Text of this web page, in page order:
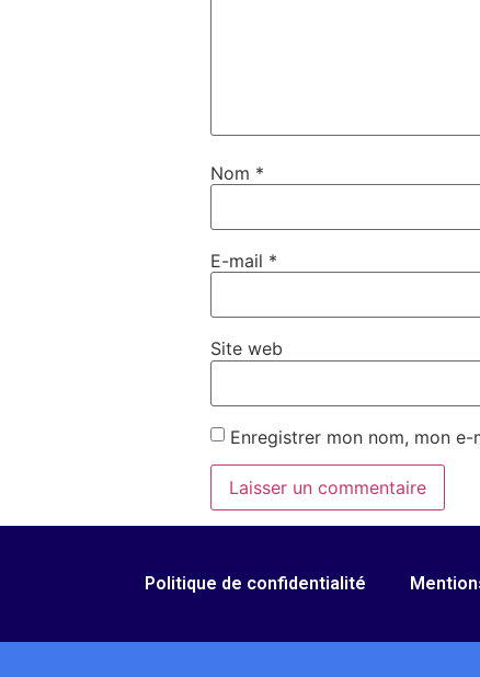
Nom *
E-mail *
Site web
Enregistrer mon nom, mon
Politique de confidentialité